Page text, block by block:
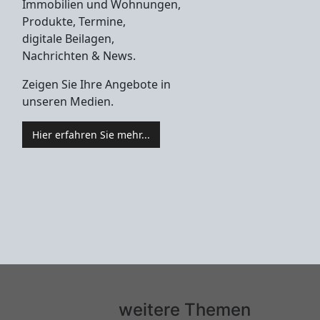
Immobilien und Wohnungen,
Produkte, Termine,
digitale Beilagen,
Nachrichten & News.
Zeigen Sie Ihre Angebote in
unseren Medien.
Hier erfahren Sie mehr...
weitere Themen